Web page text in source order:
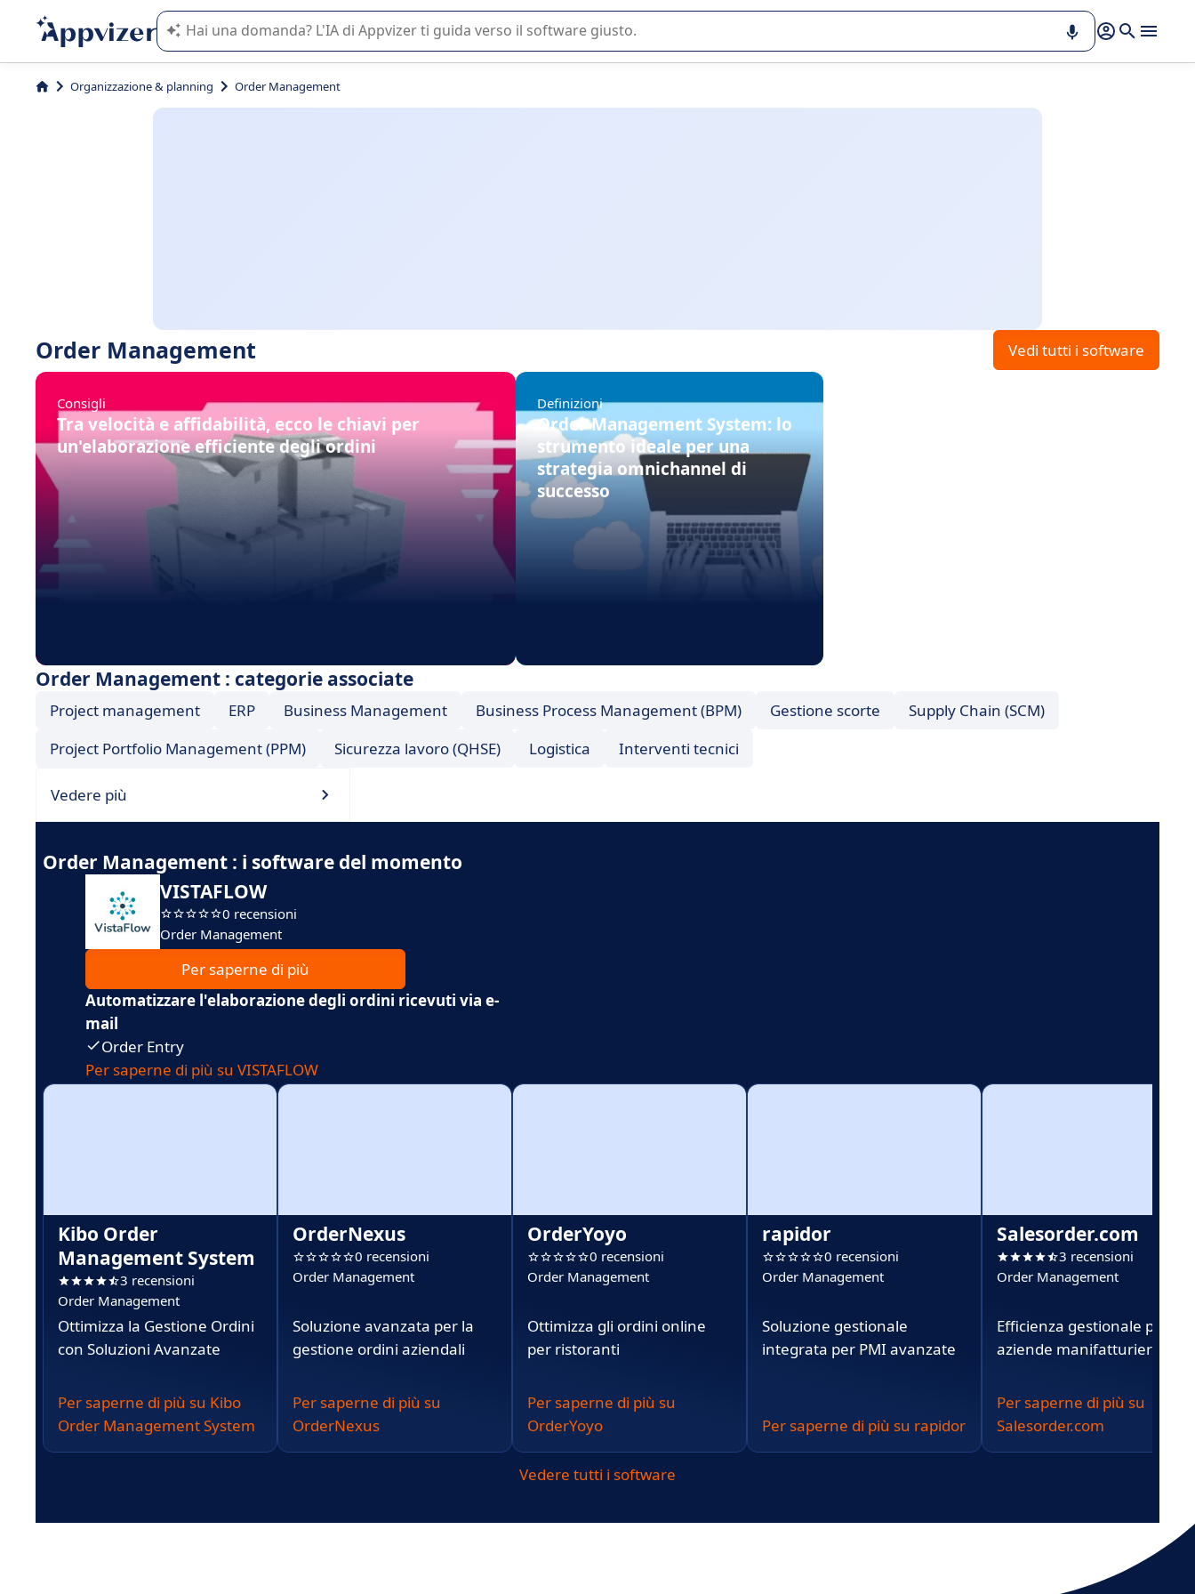
L'IA di Appvizer vi guida nell'utilizzo o nella scelta di un software SaaS per la vostra azienda.
Organizzazione & planning Order Management
Order Management Vedi tutti i software
Consigli
Tra velocità e affidabilità, ecco le chiavi per
un'elaborazione efficiente degli ordini
Definizioni
Order Management System: lo
strumento ideale per una
strategia omnichannel di
successo
Order Management : categorie associate
Project management ERP Business Management Business Process Management (BPM) Gestione scorte
Supply Chain (SCM)
Project Portfolio Management (PPM)
Sicurezza lavoro (QHSE) Logistica Interventi tecnici
Vedere più
Order Management : i software del momento
VISTAFLOW
0 recensioni
Order Management
Per saperne di più
Automatizzare l'elaborazione degli ordini ricevuti via e-
mail
Order Entry
Per saperne di più su VISTAFLOW
Kibo Order
Management System
3 recensioni
Order Management
Ottimizza la Gestione Ordini
con Soluzioni Avanzate
Per saperne di più su Kibo
Order Management System
OrderNexus
0 recensioni
Order Management
Soluzione avanzata per la
gestione ordini aziendali
Per saperne di più su
OrderNexus
OrderYoyo
0 recensioni
Order Management
Ottimizza gli ordini online
per ristoranti
Per saperne di più su
OrderYoyo
rapidor
0 recensioni
Order Management
Soluzione gestionale
integrata per PMI avanzate
Per saperne di più su rapidor
Salesorder.com
3 recensioni
Order Management
Efficienza gestionale per
aziende manifatturiere
Per saperne di più su
Salesorder.com
Vedere tutti i software